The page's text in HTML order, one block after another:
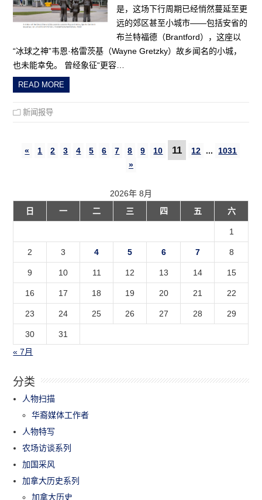
是，这场下行周期已经悄然蔓延至更
远的郊区甚至小城市——包括安省的
布兰特福德（Brantford），这座以
“冰球之神”韦恩·格雷茨基（Wayne Gretzky）故乡闻名的小城，
也未能幸免。 曾经象征“更容…
READ MORE
新闻报导
« 1 2 3 4 5 6 7 8 9 10 11 12 ...
1031
»
2026年 8月
日
一 二 三 四 五 六
1
2 3 4 5 6 7 8
9 10 11 12 13 14 15
16 17 18 19 20 21 22
23 24 25 26 27 28 29
30
31
« 7月
分类
人物扫描
华裔媒体工作者
人物特写
农场访谈系列
加国采风
加拿大历史系列
加拿大历史